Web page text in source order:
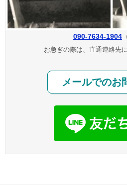
090-7634-1904
お急ぎの際は、直通連絡先
メールでのお